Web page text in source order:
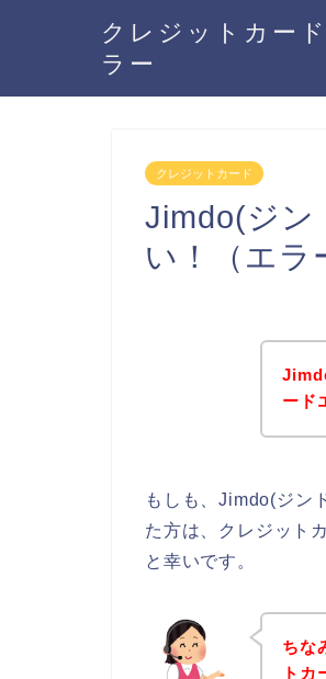
クレジットカー
ラー
クレジットカード
Jimdo(ジン
い！（エラ
ード
もしも、Jimdo(ジン
た方は、クレジット
と幸いです。
ちな
ト